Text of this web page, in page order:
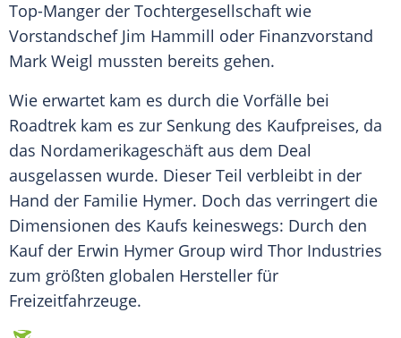
Top-Manger der Tochtergesellschaft wie
VorstandschefJim Hammill oder Finanzvorstand
Mark Weigl mussten bereits gehen.
Wie erwartet kam es durch die Vorfälle bei
Roadtrek kam es zur Senkung des Kaufpreises, da
das Nordamerikageschäft aus dem Deal
ausgelassen wurde. Dieser Teil verbleibt in der
Hand der Familie Hymer. Doch das verringert die
Dimensionen des Kaufs keineswegs: Durch den
Kauf der Erwin Hymer Group wird Thor Industries
zum größten globalen Hersteller für
Freizeitfahrzeuge.